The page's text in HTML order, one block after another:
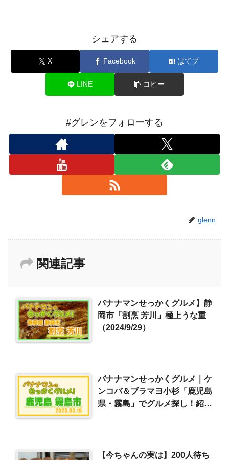
シェアする
X Facebook はてブ
LINE コピー
#グレンをフォローする
glenn
関連記事
バナナマンせっかくグルメ】静
岡市「割烹 芳川」極上うな重
（2024/9/29）
バナナマンせっかくグルメ｜ケ
ンコバ＆ブラマヨ小杉「鹿児島
県・霧島」でグルメ探し！紹介
【今ちゃんの実は】200人待ち